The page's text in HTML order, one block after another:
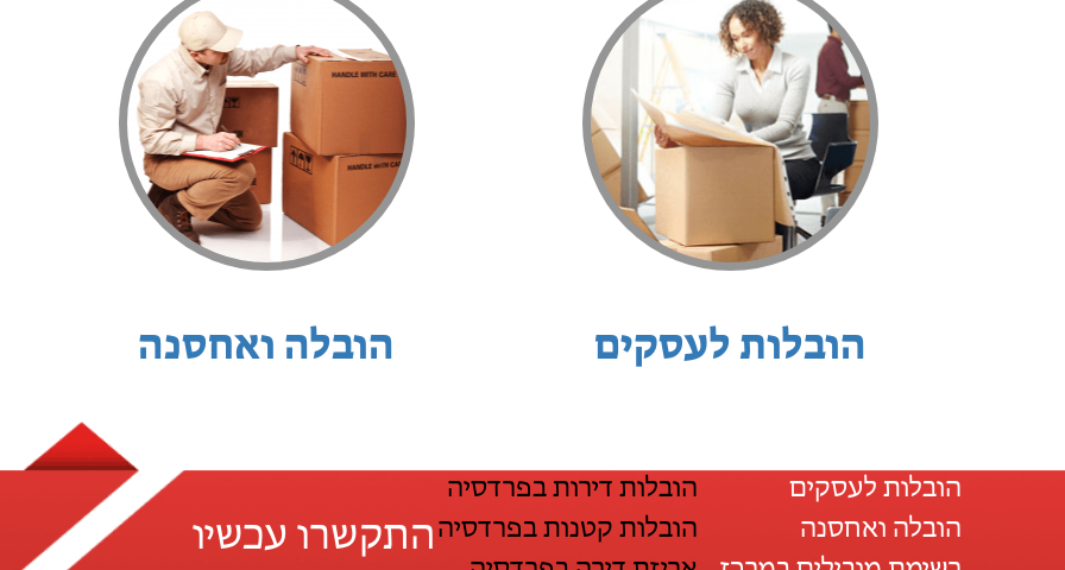
הובלה ואחסנה הובלות לעסקים
הובלות לעסקים
הובלה ואחסנה
הובלות דירות בפרדסיה
הובלות קטנות בפרדסיה התקשרו עכשיו